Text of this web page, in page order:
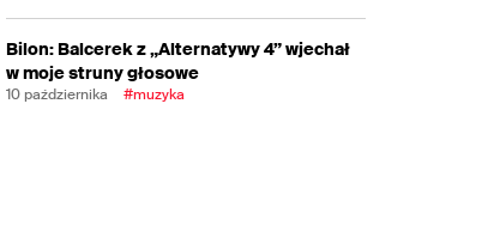
Bilon: Balcerek z „Alternatywy 4” wjechał
w moje struny głosowe
10 października #muzyka